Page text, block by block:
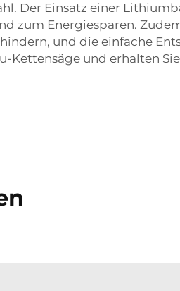
Der Einsatz einer
zum Energiesparen.
und die einfache
Kettensäge und erhalten